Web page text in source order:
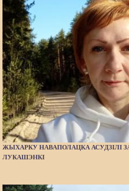
ЖЫХАРКУ НАВАПОЛАЦКА АСУДЗІЛІ
ЛУКАШЭНКІ